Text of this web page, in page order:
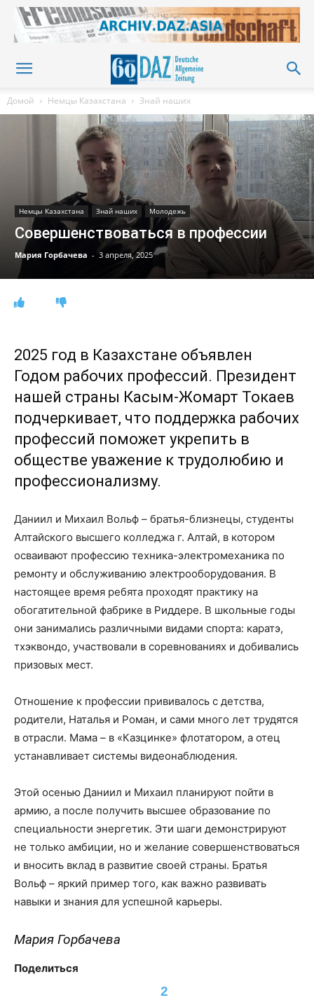
Домой Немцы Казахстана Знай наших
Немцы Казахстана Знай наших Молодежь
Совершенствоваться в профессии
Мария Горбачева - 3 апреля, 2025
2025 год в Казахстане объявлен
Годом рабочих профессий. Президент
нашей страны Касым-Жомарт Токаев
подчеркивает, что поддержка рабочих
профессий поможет укрепить в
обществе уважение к трудолюбию и
профессионализму.
Даниил и Михаил Вольф – братья-близнецы, студенты
Алтайского высшего колледжа г. Алтай, в котором
осваивают профессию техника-электромеханика по
ремонту и обслуживанию электрооборудования. В
настоящее время ребята проходят практику на
обогатительной фабрике в Риддере. В школьные годы
они занимались различными видами спорта: каратэ,
тхэквондо, участвовали в соревнованиях и добивались
призовых мест.
Отношение к профессии прививалось с детства,
родители, Наталья и Роман, и сами много лет трудятся
в отрасли. Мама – в «Казцинке» флотатором, а отец
устанавливает системы видеонаблюдения.
Этой осенью Даниил и Михаил планируют пойти в
армию, а после получить высшее образование по
специальности энергетик. Эти шаги демонстрируют
не только амбиции, но и желание совершенствоваться
и вносить вклад в развитие своей страны. Братья
Вольф – яркий пример того, как важно развивать
навыки и знания для успешной карьеры.
Мария Горбачева
Поделиться
2